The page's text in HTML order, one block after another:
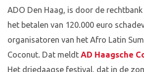
ADO Den Haag, is door de
het betalen van 120.000 euro
organisatoren van het Afro Latin
Coconut. Dat meldt AD Haagsche
Het driedaagse festival, dat in de